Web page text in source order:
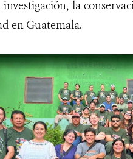
la
en Guatemala.